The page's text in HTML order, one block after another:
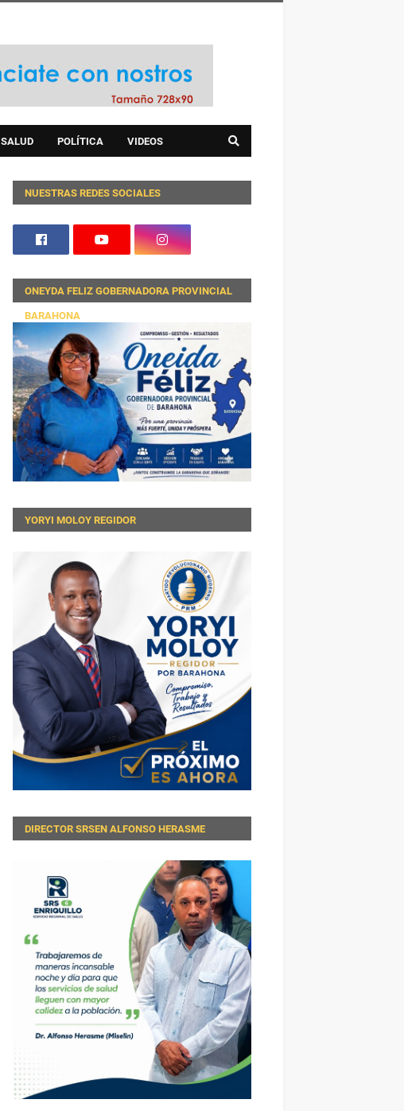
SALUD POLÍTICA VIDEOS
NUESTRAS REDES SOCIALES
ONEYDA FELIZ GOBERNADORA PROVINCIAL
BARAHONA
YORYI MOLOY REGIDOR
DIRECTOR SRSEN ALFONSO HERASME